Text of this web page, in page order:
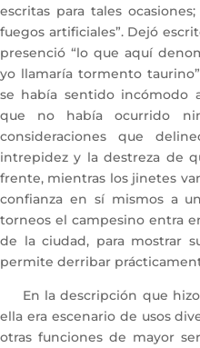
escritas para tales
fuegos artificiales”. Dejó
presenció “lo que aquí
yo llamaría tormento
se había sentido incómodo
que no había ocurrido
consideraciones que
intrepidez y la destreza de
frente, mientras los jinetes
confianza en sí mismos a
torneos el campesino entra
de la ciudad, para mostrar
permite derribar
En la descripción que hizo
ella era escenario de usos
otras funciones de mayor